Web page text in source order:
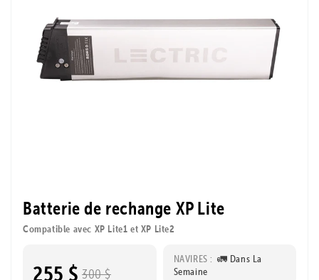
Batterie de rechange XP Lite
Compatible avec XP Lite1 et XP Lite2
255 $ 300 $
NAVIRES : 🚛 Dans La
Semaine